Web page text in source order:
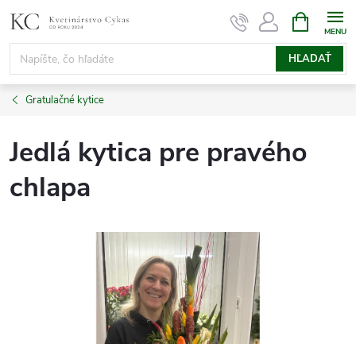
na
obsah
HĽADAŤ
KOŠÍK
Gratulačné kytice
Jedlá kytica pre pravého
chlapa